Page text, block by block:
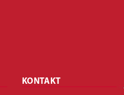
KONTAKT